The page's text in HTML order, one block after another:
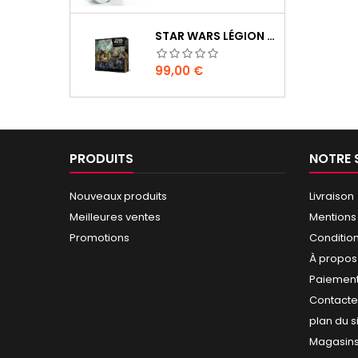
STAR WARS LÉGION : BOÎTE DE BASE CLONE WARS
Prix
99,00 €
PRODUITS
Nouveaux produits
Meilleures ventes
Promotions
NOTRE
Livraison
À propos
plan du
Magasins